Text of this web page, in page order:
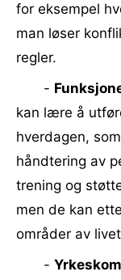
for eksempel
man løser
regler.
-
kan lære å
hverdagen,
håndtering av
trening og
men de kan
områder av
-